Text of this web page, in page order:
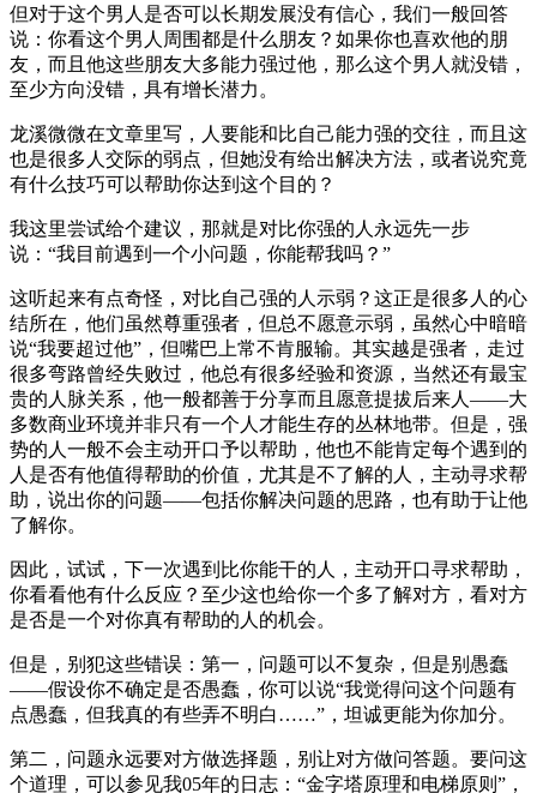
但对于这个男人是否可以长期发展没有信心，我们一般回答
说：你看这个男人周围都是什么朋友？如果你也喜欢他的朋
友，而且他这些朋友大多能力强过他，那么这个男人就没错，
至少方向没错，具有增长潜力。
龙溪微微在文章里写，人要能和比自己能力强的交往，而且这
也是很多人交际的弱点，但她没有给出解决方法，或者说究竟
有什么技巧可以帮助你达到这个目的？
我这里尝试给个建议，那就是对比你强的人永远先一步
说：“我目前遇到一个小问题，你能帮我吗？”
这听起来有点奇怪，对比自己强的人示弱？这正是很多人的心
结所在，他们虽然尊重强者，但总不愿意示弱，虽然心中暗暗
说“我要超过他”，但嘴巴上常不肯服输。其实越是强者，走过
很多弯路曾经失败过，他总有很多经验和资源，当然还有最宝
贵的人脉关系，他一般都善于分享而且愿意提拔后来人——大
多数商业环境并非只有一个人才能生存的丛林地带。但是，强
势的人一般不会主动开口予以帮助，他也不能肯定每个遇到的
人是否有他值得帮助的价值，尤其是不了解的人，主动寻求帮
助，说出你的问题——包括你解决问题的思路，也有助于让他
了解你。
因此，试试，下一次遇到比你能干的人，主动开口寻求帮助，
你看看他有什么反应？至少这也给你一个多了解对方，看对方
是否是一个对你真有帮助的人的机会。
但是，别犯这些错误：第一，问题可以不复杂，但是别愚蠢
——假设你不确定是否愚蠢，你可以说“我觉得问这个问题有
点愚蠢，但我真的有些弄不明白……”，坦诚更能为你加分。
第二，问题永远要对方做选择题，别让对方做问答题。要问这
个道理，可以参见我05年的日志：“金字塔原理和电梯原则”，